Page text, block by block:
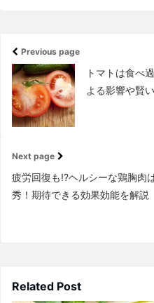
Previous page
トマトは食べ
よる影響や賢
Next page
疲労回復も!?ヘルシーな鶏胸肉
秀！期待できる効果効能を解説
Related Post